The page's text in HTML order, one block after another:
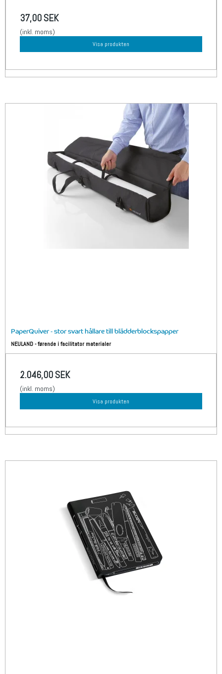
37,00 SEK
(inkl. moms)
Visa produkten
PaperQuiver - stor svart hållare till blädderblockspapper
NEULAND - førende i facilitator materialer
2.046,00 SEK
(inkl. moms)
Visa produkten